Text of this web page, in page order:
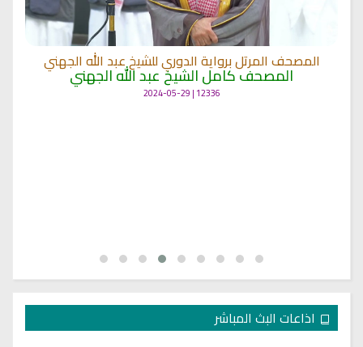
المصحف المرتل برواية الدوري للشيخ عبد الله الجهني
المصحف كامل الشيخ عبد الله الجهني
12336 | 2024-05-29
اذاعات البث المباشر